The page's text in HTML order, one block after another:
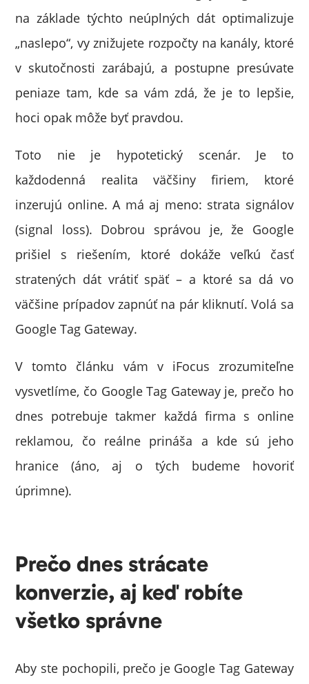
na základe týchto neúplných dát optimalizuje
„naslepo“, vy znižujete rozpočty na kanály, ktoré
v skutočnosti zarábajú, a postupne presúvate
peniaze tam, kde sa vám zdá, že je to lepšie,
hoci opak môže byť pravdou.
Toto nie je hypotetický scenár. Je to
každodenná realita väčšiny firiem, ktoré
inzerujú online. A má aj meno: strata signálov
(signal loss). Dobrou správou je, že Google
prišiel s riešením, ktoré dokáže veľkú časť
stratených dát vrátiť späť – a ktoré sa dá vo
väčšine prípadov zapnúť na pár kliknutí. Volá sa
Google Tag Gateway.
V tomto článku vám v iFocus zrozumiteľne
vysvetlíme, čo Google Tag Gateway je, prečo ho
dnes potrebuje takmer každá firma s online
reklamou, čo reálne prináša a kde sú jeho
hranice (áno, aj o tých budeme hovoriť
úprimne).
Prečo dnes strácate
konverzie, aj keď robíte
všetko správne
Aby ste pochopili, prečo je Google Tag Gateway